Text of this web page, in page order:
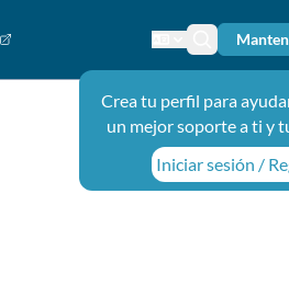
Cambiar el
Ícono de
Crea tu perfil para
un mejor soporte a ti y
Iniciar sesión /